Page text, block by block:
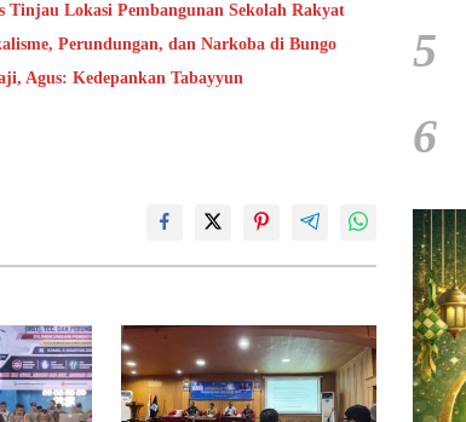
Tinjau Lokasi Pembangunan Sekolah Rakyat
Perundungan, dan Narkoba di Bungo
Agus: Kedepankan Tabayyun
5
6